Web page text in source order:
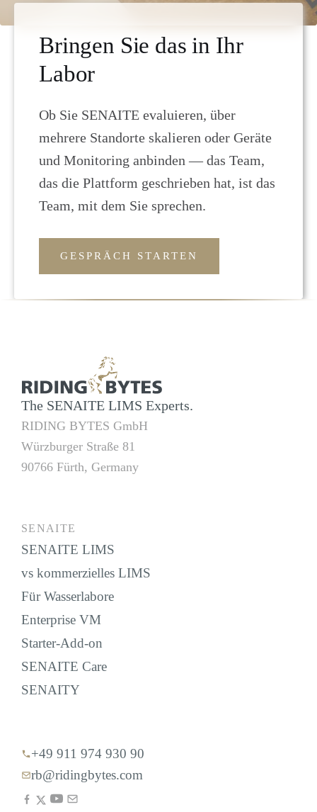
Bringen Sie das in Ihr
Labor
Ob Sie SENAITE evaluieren, über
mehrere Standorte skalieren oder Geräte
und Monitoring anbinden — das Team,
das die Plattform geschrieben hat, ist das
Team, mit dem Sie sprechen.
GESPRÄCH STARTEN
The SENAITE LIMS Experts.
RIDING BYTES GmbH
Würzburger Straße 81
90766 Fürth, Germany
SENAITE
SENAITE LIMS
vs kommerzielles LIMS
Für Wasserlabore
Enterprise VM
Starter-Add-on
SENAITE Care
SENAITY
+49 911 974 930 90
rb@ridingbytes.com